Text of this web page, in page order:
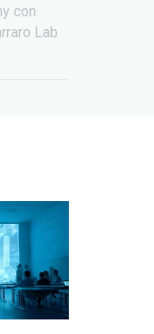
con
Lab